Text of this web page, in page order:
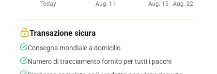
Today
Aug. 11
Aug. 15 - Aug. 22
Transazione sicura
Consegna mondiale a domicilio
Numero di tracciamento fornito per tutti i pacchi